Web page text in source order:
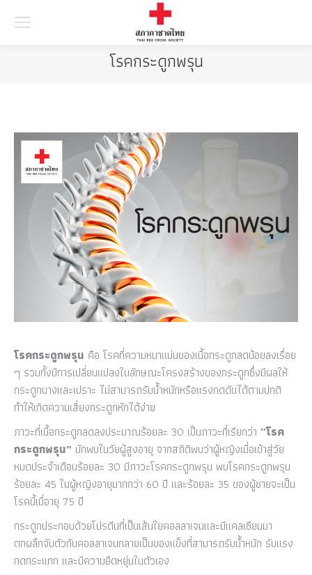
โรคกระดูกพรุน
โรคกระดูกพรุน คือ โรคที่ความหนาแน่นของเนื้อกระดูกลดน้อยลงเรื่อย
ๆ รวมทั้งมีการเปลี่ยนแปลงในลักษณะโครงสร้างของกระดูกซึ่งมีผลให้
กระดูกบางและเปราะ ไม่สามารถรับน้ำหนักหรือแรงกดดันได้ตามปกติ
ทำให้เกิดความเสี่ยงกระดูกหักได้ง่าย
ภาวะที่เนื้อกระดูกลดลงประมาณร้อยละ 30 เป็นภาวะที่เรียกว่า “โรค
กระดูกพรุน” มักพบในวัยผู้สูงอายุ จากสถิติพบว่าผู้หญิงเมื่อเข้าสู่วัย
หมดประจำเดือนร้อยละ 30 มีภาวะโรคกระดูกพรุน พบโรคกระดูกพรุน
ร้อยละ 45 ในผู้หญิงอายุมากกว่า 60 ปี และร้อยละ 35 ของผู้ชายจะเป็น
โรคนี้เมื่อายุ 75 ปี
กระดูกประกอบด้วยโปรตีนที่เป็นเส้นใยคอลลาเจนและมีแคลเซียมมา
ตกผลึกจับตัวกับคอลลาเจนกลายเป็นของแข็งที่สามารถรับน้ำหนัก รับแรง
กดกระแทก และมีความยืดหยุ่นในตัวเอง